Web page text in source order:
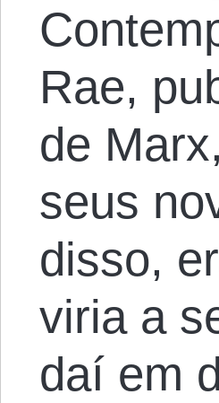
Rae,
de
seus
disso,
viria a
daí em